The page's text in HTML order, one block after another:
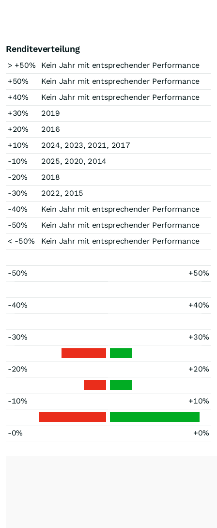
Renditeverteilung
> +50%
Kein Jahr mit entsprechender Performance
+50%
Kein Jahr mit entsprechender Performance
+40%
Kein Jahr mit entsprechender Performance
+30%
2019
+20%
2016
+10%
2024, 2023, 2021, 2017
-10%
2025, 2020, 2014
-20%
2018
-30%
2022, 2015
-40%
Kein Jahr mit entsprechender Performance
-50%
Kein Jahr mit entsprechender Performance
< -50%
Kein Jahr mit entsprechender Performance
-50% +50%
-40% +40%
-30% +30%
-20% +20%
-10% +10%
-0% +0%